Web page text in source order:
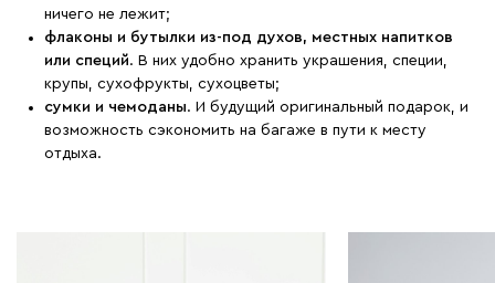
ничего не лежит;
флаконы и бутылки из-под духов, местных напитков
или специй. В них удобно хранить украшения, специи,
крупы, сухофрукты, сухоцветы;
сумки и чемоданы. И будущий оригинальный подарок, и
возможность сэкономить на багаже в пути к месту
отдыха.